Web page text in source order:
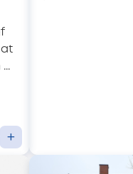
at
+